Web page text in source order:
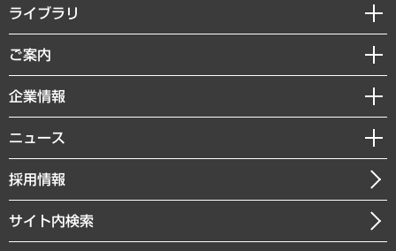
経営戦略
組織・人事戦略
デジタルイノベーション
共生・ダイバーシティ
GRC（ガバナンス・リスク・コンプライアンス）・防災（政策）
経済・産業・雇用・労働
ライブラリ
経済調査
レポート
コラム
経営用語集
受託・受注実績（官公庁関連）
メディア掲載・出演
ご案内
セミナー・イベント情報
MUFGビジネスセミナー
受託案件情報
企業情報
私たちの想い
社長メッセージ
会社概要
ニュース
ニュースリリース
お知らせ
採用情報
サイト内検索